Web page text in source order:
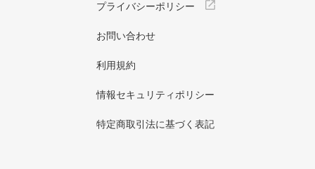
プライバシーポリシー
お問い合わせ
利用規約
情報セキュリティポリシー
特定商取引法に基づく表記